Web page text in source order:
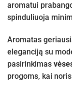
aromatui
spinduliuoja
Aromatas
eleganciją su
pasirinkimas
progoms, kai